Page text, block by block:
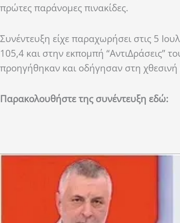
πρώτες παράνομες πινακίδες.
Συνέντευξη είχε παραχωρήσει στις 5
105,4 και στην εκπομπή “ΑντιΔράσεις”
προηγήθηκαν και οδήγησαν στη
Παρακολουθήστε της συνέντευξη εδώ: